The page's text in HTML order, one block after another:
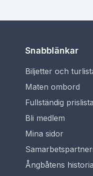
Snabblänkar
Biljetter och
Maten ombord
Fullständig prislista
Bli medlem
Mina sidor
Ångbåtens historia